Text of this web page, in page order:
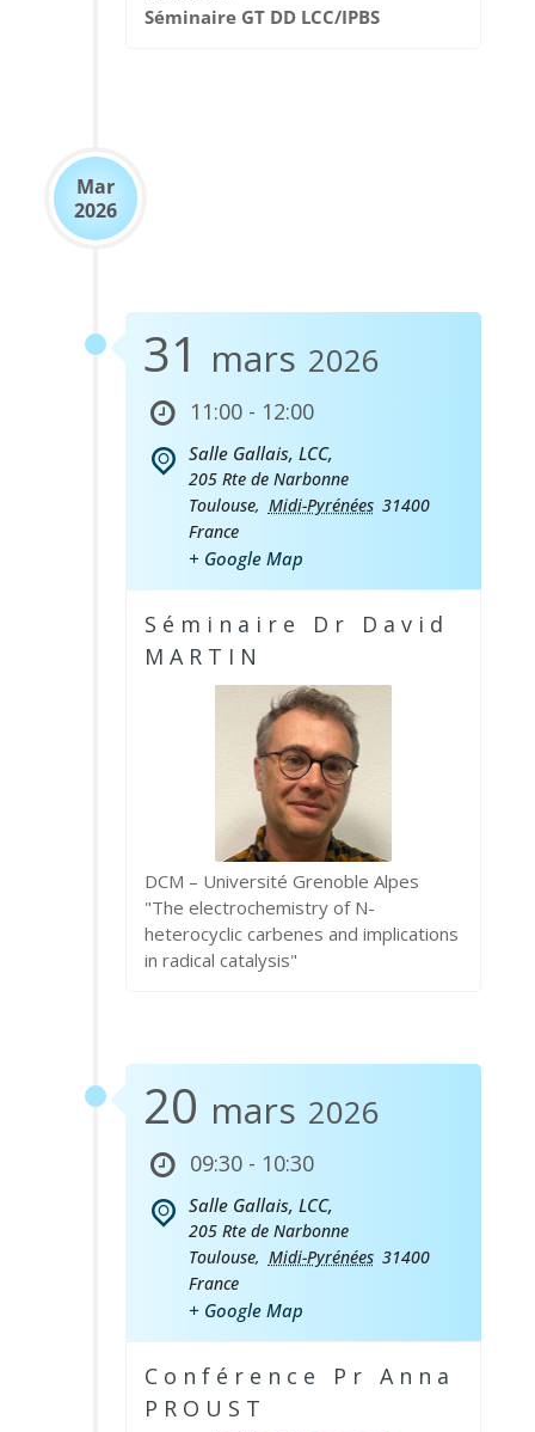
Séminaire GT DD LCC/IPBS
Mar
2026
31 mars 2026
11:00 - 12:00
Salle Gallais, LCC,
205 Rte de Narbonne
Toulouse, Midi-Pyrénées 31400
France
+ Google Map
Séminaire Dr David
MARTIN
DCM – Université Grenoble Alpes
"The electrochemistry of N-
heterocyclic carbenes and implications
in radical catalysis"
20 mars 2026
09:30 - 10:30
Salle Gallais, LCC,
205 Rte de Narbonne
Toulouse, Midi-Pyrénées 31400
France
+ Google Map
Conférence Pr Anna
PROUST